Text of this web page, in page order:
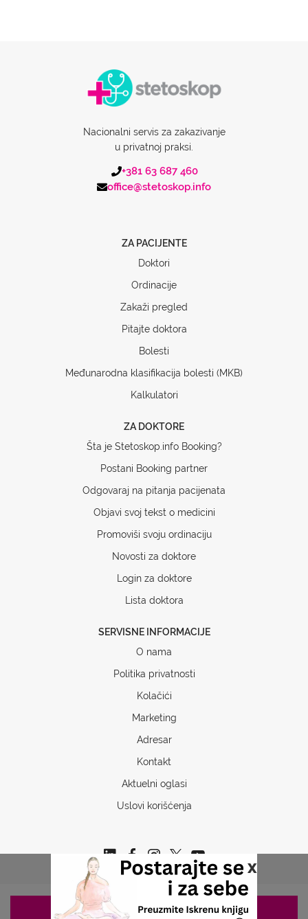
x
Nacionalni servis za zakazivanje
u privatnoj praksi.
+381 63 687 460
office@stetoskop.info
ZA PACIJENTE
Doktori
Ordinacije
Zakaži pregled
Pitajte doktora
Bolesti
Međunarodna klasifikacija bolesti (MKB)
Kalkulatori
ZA DOKTORE
Šta je Stetoskop.info Booking?
Postani Booking partner
Odgovaraj na pitanja pacijenata
Objavi svoj tekst o medicini
Promoviši svoju ordinaciju
Novosti za doktore
Login za doktore
Lista doktora
SERVISNE INFORMACIJE
O nama
Politika privatnosti
Kolačići
Marketing
Adresar
Kontakt
Aktuelni oglasi
Uslovi korišćenja
ZAKAZIVANJE 063/687-460